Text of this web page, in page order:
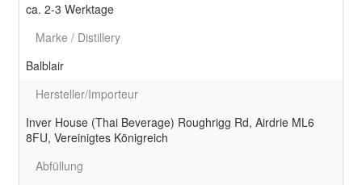
ca. 2-3 Werktage
Marke / Distillery
Balblair
Hersteller/Importeur
Inver House (Thai Beverage) Roughrigg Rd, Airdrie ML6
8FU, Vereinigtes Königreich
Abfüllung